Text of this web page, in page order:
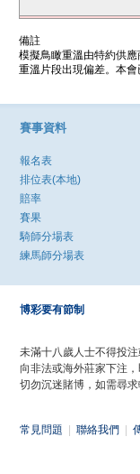
備註
模擬鳥瞰重溫由特約供
重溫片段出現偏差。本
賽事資料
報名表
排位表(本地)
賠率
賽果
騎師分場表
練馬師分場表
博彩要有節制
未滿十八歲人士不得投注
向非法或海外莊家下注，
切勿沉迷賭博，如需尋
常見問題 聯絡我們